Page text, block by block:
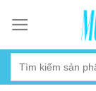
content